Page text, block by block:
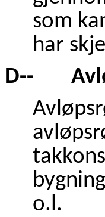
som
har
D--
o.l.